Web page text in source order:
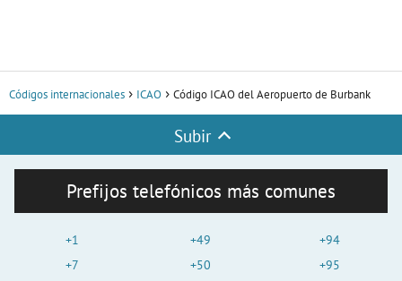
Códigos internacionales ICAO Código ICAO del Aeropuerto de Burbank
Subir
Prefijos telefónicos más comunes
+1
+7
+49
+50
+94
+95